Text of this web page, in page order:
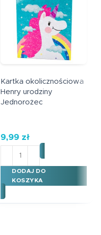
Kartka okolicznościowa
Henry urodziny
Jednorożec
9,99 zł
ilość Kartka
DODAJ DO
KOSZYKA